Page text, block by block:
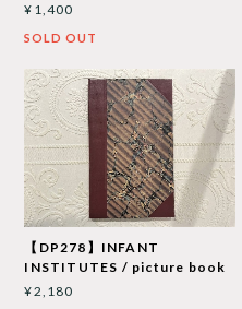
¥1,400
SOLD OUT
【DP278】INFANT
INSTITUTES / picture book
¥2,180